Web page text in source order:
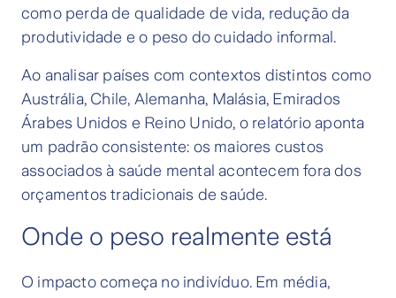
como perda de qualidade de vida, redução da
produtividade e o peso do cuidado informal.
Ao analisar países com contextos distintos como
Austrália, Chile, Alemanha, Malásia, Emirados
Árabes Unidos e Reino Unido, o relatório aponta
um padrão consistente: os maiores custos
associados à saúde mental acontecem fora dos
orçamentos tradicionais de saúde.
Onde o peso realmente está
O impacto começa no indivíduo. Em média,